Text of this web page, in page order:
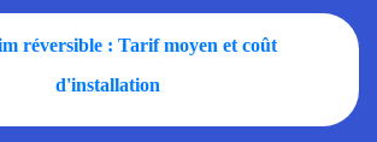
réversible : Tarif moyen et coût
d'installation